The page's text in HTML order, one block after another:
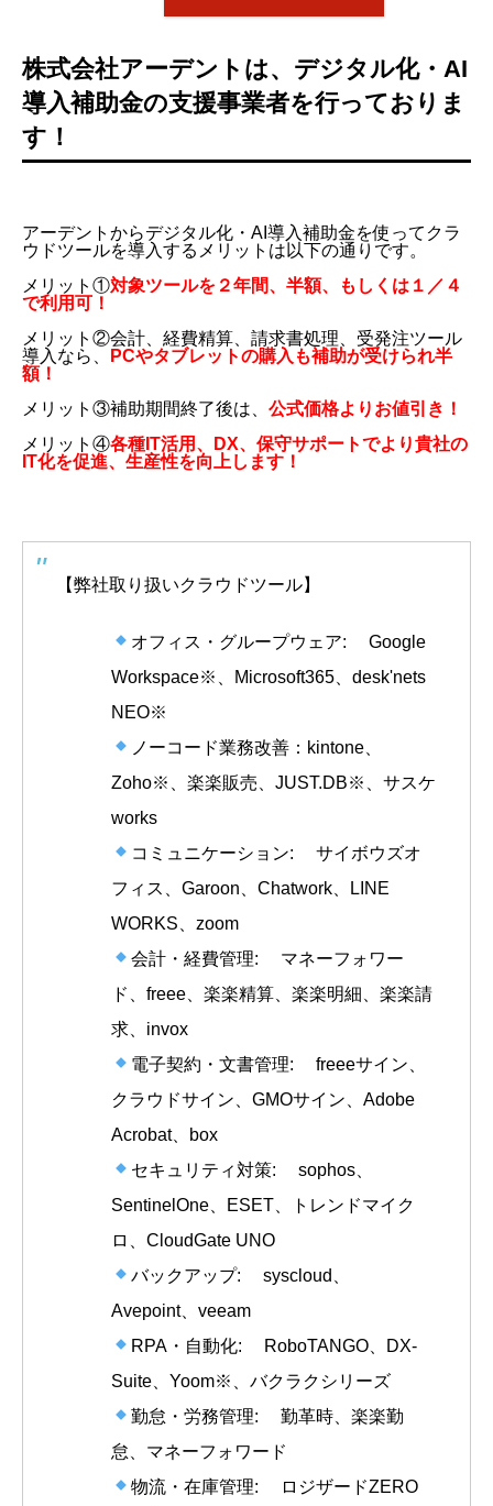
株式会社アーデントは、デジタル化・AI
導入補助金の支援事業者を行っておりま
す！
アーデントからデジタル化・AI導入補助金を使ってクラ
ウドツールを導入するメリットは以下の通りです。
メリット①対象ツールを２年間、半額、もしくは１／４
で利用可！
メリット②会計、経費精算、請求書処理、受発注ツール
導入なら、
PCやタブレットの購入も補助が受けられ半
額！
メリット③補助期間終了後は、 公式価格よりお値引き！
メリット④各種IT活用、DX、保守サポートでより貴社の
IT化を促進、生産性を向上します！
【弊社取り扱いクラウドツール】
オフィス・グループウェア: Google
Workspace※、Microsoft365、desk'nets
NEO※
ノーコード業務改善：kintone、
Zoho※、楽楽販売、JUST.DB※、サスケ
works
コミュニケーション: サイボウズオ
フィス、Garoon、Chatwork、LINE
WORKS、zoom
会計・経費管理: マネーフォワー
ド、freee、楽楽精算、楽楽明細、楽楽請
求、invox
電子契約・文書管理: freeeサイン、
クラウドサイン、GMOサイン、Adobe
Acrobat、box
セキュリティ対策: sophos、
SentinelOne、ESET、トレンドマイク
ロ、CloudGate UNO
バックアップ: syscloud、
Avepoint、veeam
RPA・自動化: RoboTANGO、DX-
Suite、Yoom※、バクラクシリーズ
勤怠・労務管理: 勤革時、楽楽勤
怠、マネーフォワード
物流・在庫管理: ロジザードZERO